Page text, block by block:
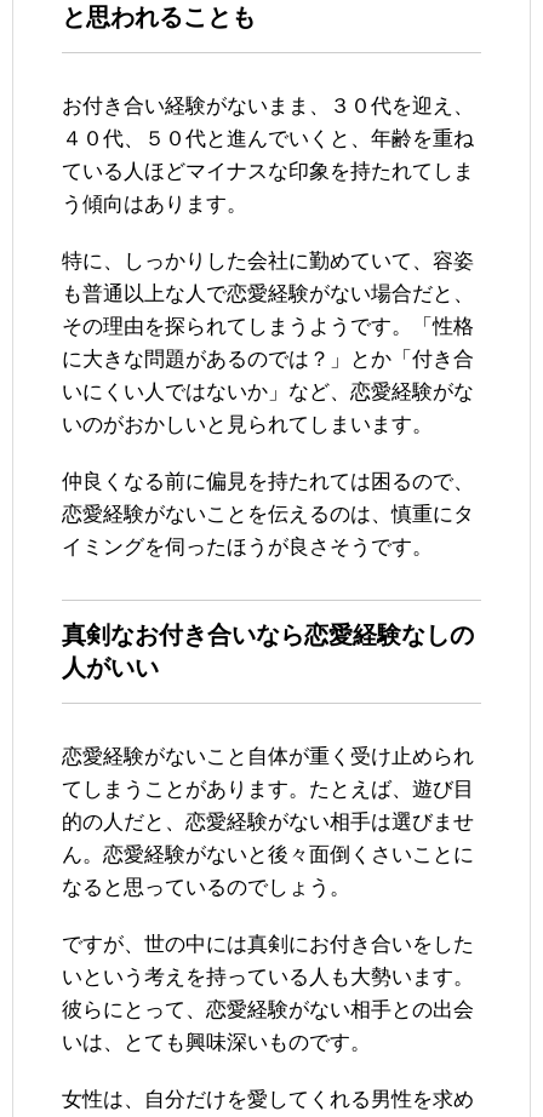
と思われることも
お付き合い経験がないまま、３０代を迎え、
４０代、５０代と進んでいくと、年齢を重ね
ている人ほどマイナスな印象を持たれてしま
う傾向はあります。
特に、しっかりした会社に勤めていて、容姿
も普通以上な人で恋愛経験がない場合だと、
その理由を探られてしまうようです。「性格
に大きな問題があるのでは？」とか「付き合
いにくい人ではないか」など、恋愛経験がな
いのがおかしいと見られてしまいます。
仲良くなる前に偏見を持たれては困るので、
恋愛経験がないことを伝えるのは、慎重にタ
イミングを伺ったほうが良さそうです。
真剣なお付き合いなら恋愛経験なしの
人がいい
恋愛経験がないこと自体が重く受け止められ
てしまうことがあります。たとえば、遊び目
的の人だと、恋愛経験がない相手は選びませ
ん。恋愛経験がないと後々面倒くさいことに
なると思っているのでしょう。
ですが、世の中には真剣にお付き合いをした
いという考えを持っている人も大勢います。
彼らにとって、恋愛経験がない相手との出会
いは、とても興味深いものです。
女性は、自分だけを愛してくれる男性を求め